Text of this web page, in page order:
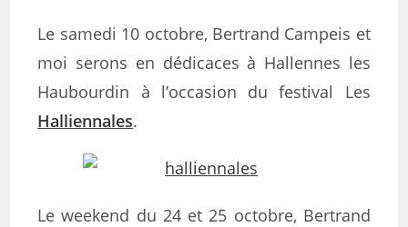
Le samedi 10 octobre, Bertrand Campeis et
moi serons en dédicaces à Hallennes les
Haubourdin à l’occasion du festival Les
Halliennales.
Le weekend du 24 et 25 octobre, Bertrand